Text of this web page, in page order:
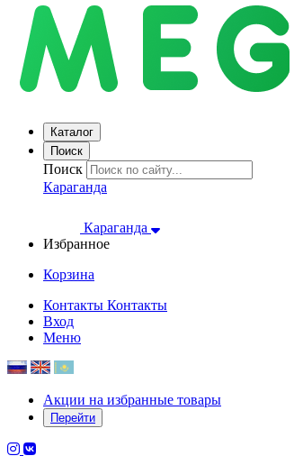
Каталог
Поиск
Поиск
Караганда
Караганда
Избранное
Корзина
Контакты Контакты
Вход
Меню
Акции на избранные товары
Перейти